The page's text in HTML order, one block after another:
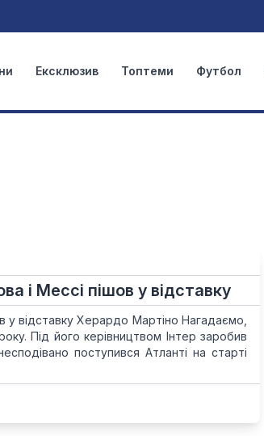
Ексклюзив Топтеми Футбол
і Мессі пішов у відставку
відставку Херардо Мартіно Нагадаємо,
Під його керівництвом Інтер заробив
поступився Атланті на старті